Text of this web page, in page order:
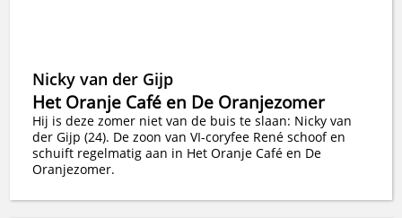
Nicky van der Gijp
Het Oranje Café en De Oranjezomer
Hij is deze zomer niet van de buis te slaan: Nicky van
der Gijp (24). De zoon van VI-coryfee René schoof en
schuift regelmatig aan in Het Oranje Café en De
Oranjezomer.